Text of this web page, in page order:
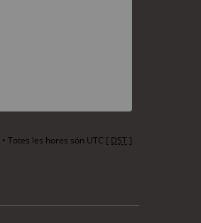
• Totes les hores són UTC [ DST]